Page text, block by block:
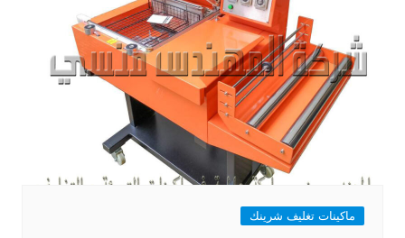
ماكينات تغليف شرينك